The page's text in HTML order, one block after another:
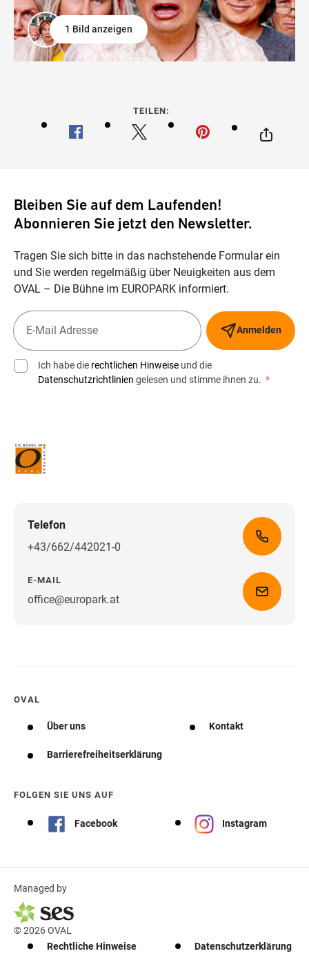
1 Bild anzeigen
TEILEN:
Bleiben Sie auf dem Laufenden!
Abonnieren Sie jetzt den Newsletter.
Tragen Sie sich bitte in das nachstehende Formular ein
und Sie werden regelmäßig über Neuigkeiten aus dem
OVAL – Die Bühne im EUROPARK informiert.
Anmelden
Ich habe die rechtlichen Hinweise und die
Datenschutzrichtlinien gelesen und stimme ihnen zu. *
Telefon
+43/662/442021-0
E-MAIL
office@europark.atWegbeschreibung erhalten
OVAL
Über uns Kontakt
Barrierefreiheitserklärung
FOLGEN SIE UNS AUF
Facebook Instagram
Managed by
© 2026 OVAL
Rechtliche Hinweise
Datenschutzerklärung